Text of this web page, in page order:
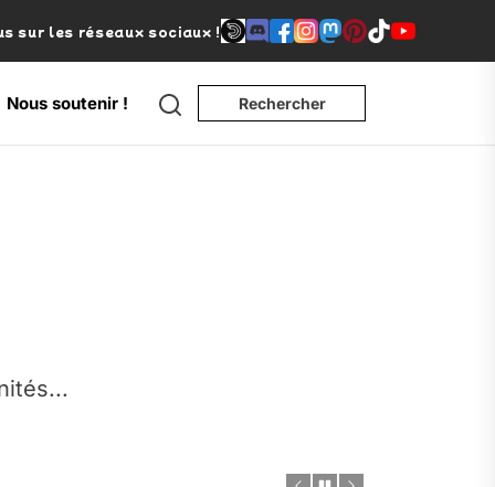
sur les réseaux sociaux !
Nous soutenir ! Search Rechercher